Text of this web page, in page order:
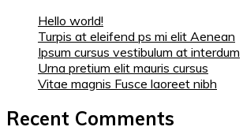
Hello world!
Turpis at eleifend ps mi elit Aenean
Ipsum cursus vestibulum at interdum
Urna pretium elit mauris cursus
Vitae magnis Fusce laoreet nibh
Recent Comments